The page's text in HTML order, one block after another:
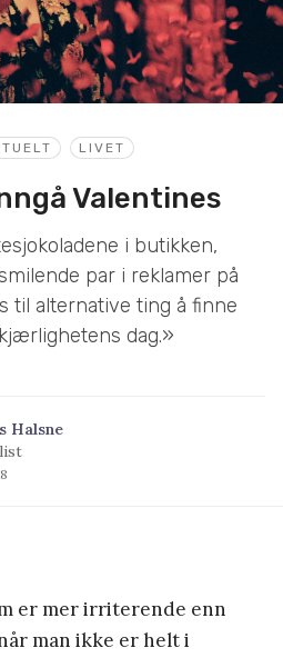
LIVET
Valentines
i butikken,
par i reklamer på
til alternative ting å finne
dag.»
Halsne
er mer irriterende enn
man ikke er helt i